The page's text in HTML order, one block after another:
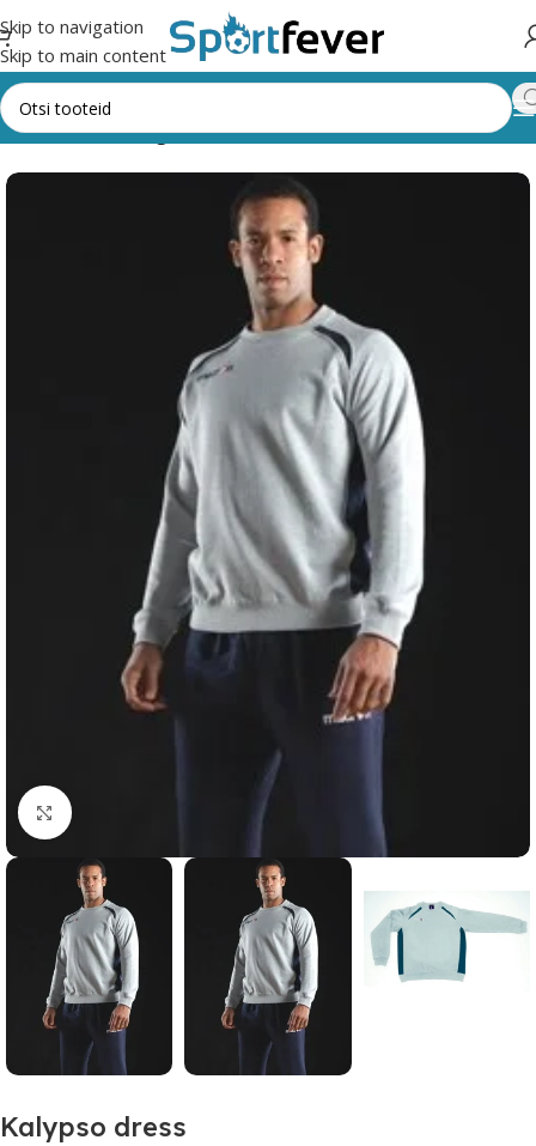
Skip to navigation
Skip to main content
Esileht Kõik kategooriad
Suurendamiseks klõpsake
Kalypso dress